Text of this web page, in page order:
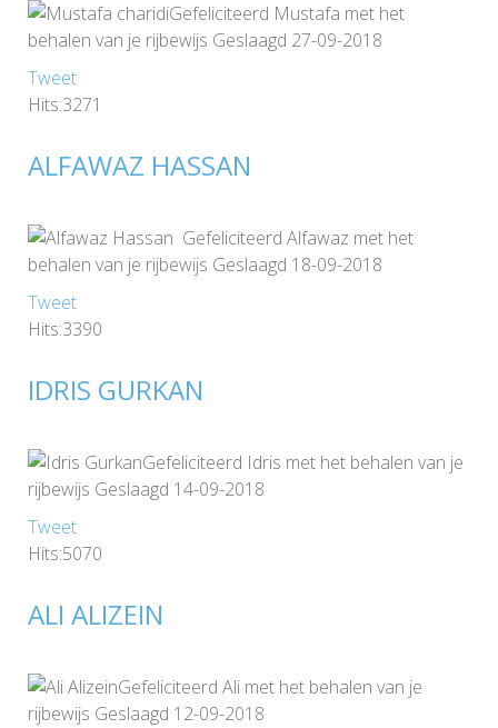
Gefeliciteerd Mustafa met het
behalen van je rijbewijs Geslaagd 27-09-2018
Tweet
Hits:3271
ALFAWAZ HASSAN
Gefeliciteerd Alfawaz met het
behalen van je rijbewijs Geslaagd 18-09-2018
Tweet
Hits:3390
IDRIS GURKAN
Gefeliciteerd Idris met het behalen van je
rijbewijs Geslaagd 14-09-2018
Tweet
Hits:5070
ALI ALIZEIN
Gefeliciteerd Ali met het behalen van je
rijbewijs Geslaagd 12-09-2018